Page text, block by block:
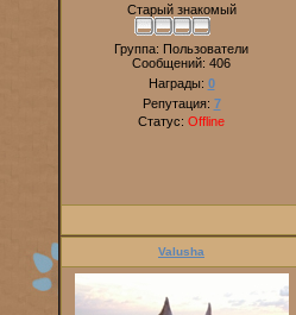
Старый знакомый
Группа: Пользователи
Сообщений: 406
Награды: 0
Репутация: 7
Статус: Offline
Valusha